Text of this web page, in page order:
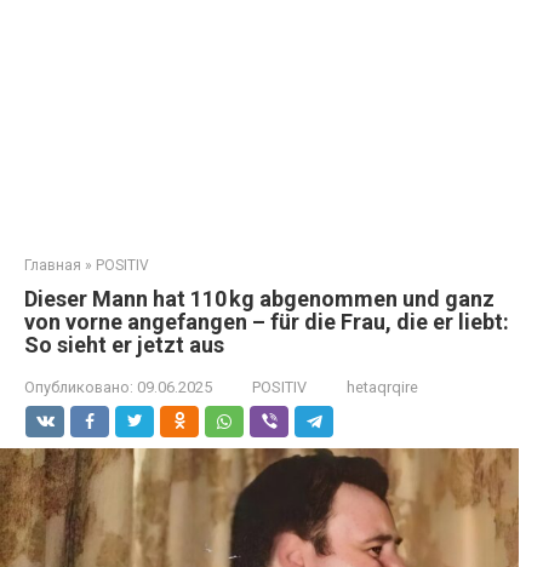
Главная » POSITIV
Dieser Mann hat 110 kg abgenommen und ganz
von vorne angefangen – für die Frau, die er liebt:
So sieht er jetzt aus
Опубликовано: 09.06.2025 POSITIV hetaqrqire